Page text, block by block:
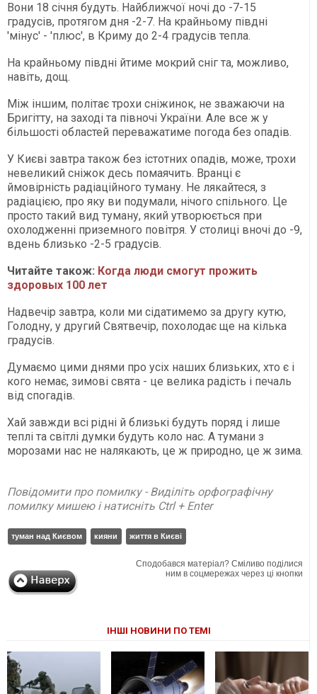
Вони 18 січня будуть. Найближчої ночі до -7-15
градусів, протягом дня -2-7. На крайньому півдні
'мінус' - 'плюс', в Криму до 2-4 градусів тепла.
На крайньому півдні йтиме мокрий сніг та, можливо,
навіть, дощ.
Між іншим, політає трохи сніжинок, не зважаючи на
Бригітту, на заході та півночі України. Але все ж у
більшості областей переважатиме погода без опадів.
У Києві завтра також без істотних опадів, може, трохи
невеликий сніжок десь помаячить. Вранці є
ймовірність радіаційного туману. Не лякайтеся, з
радіацією, про яку ви подумали, нічого спільного. Це
просто такий вид туману, який утворюється при
охолодженні приземного повітря. У столиці вночі до -9,
вдень близько -2-5 градусів.
Читайте також: Когда люди смогут прожить
здоровых 100 лет
Надвечір завтра, коли ми сідатимемо за другу кутю,
Голодну, у другий Святвечір, похолодає ще на кілька
градусів.
Думаємо цими днями про усіх наших близьких, хто є і
кого немає, зимові свята - це велика радість і печаль
від спогадів.
Хай завжди всі рідні й близькі будуть поряд і лише
теплі та світлі думки будуть коло нас. А тумани з
морозами нас не налякають, це ж природно, це ж зима.
Повідомити про помилку - Виділіть орфографічну
помилку мишею і натисніть Ctrl + Enter
туман над Києвом кияни життя в Києві
Сподобався матеріал? Сміливо поділися
ним в соцмережах через ці кнопки
ІНШІ НОВИНИ ПО ТЕМІ